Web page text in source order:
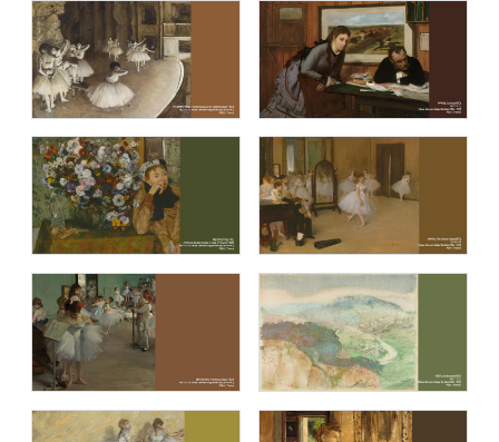
블루캔버스 명화추천7 블루캔버스 명화추천8
블루캔버스 명화추천9